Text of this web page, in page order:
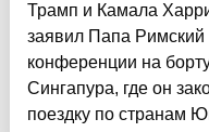
Трамп и Камала
заявил Папа Римский
конференции на
Сингапура, где он
поездку по странам